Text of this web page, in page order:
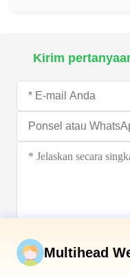
Kirim
Multihead